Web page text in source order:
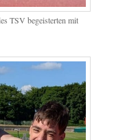
TSV begeisterten mit